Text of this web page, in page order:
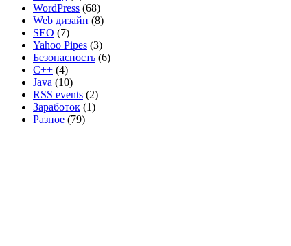
WordPress (68)
Web дизайн (8)
SEO (7)
Yahoo Pipes (3)
Безопасность (6)
C++ (4)
Java (10)
RSS events (2)
Заработок (1)
Разное (79)